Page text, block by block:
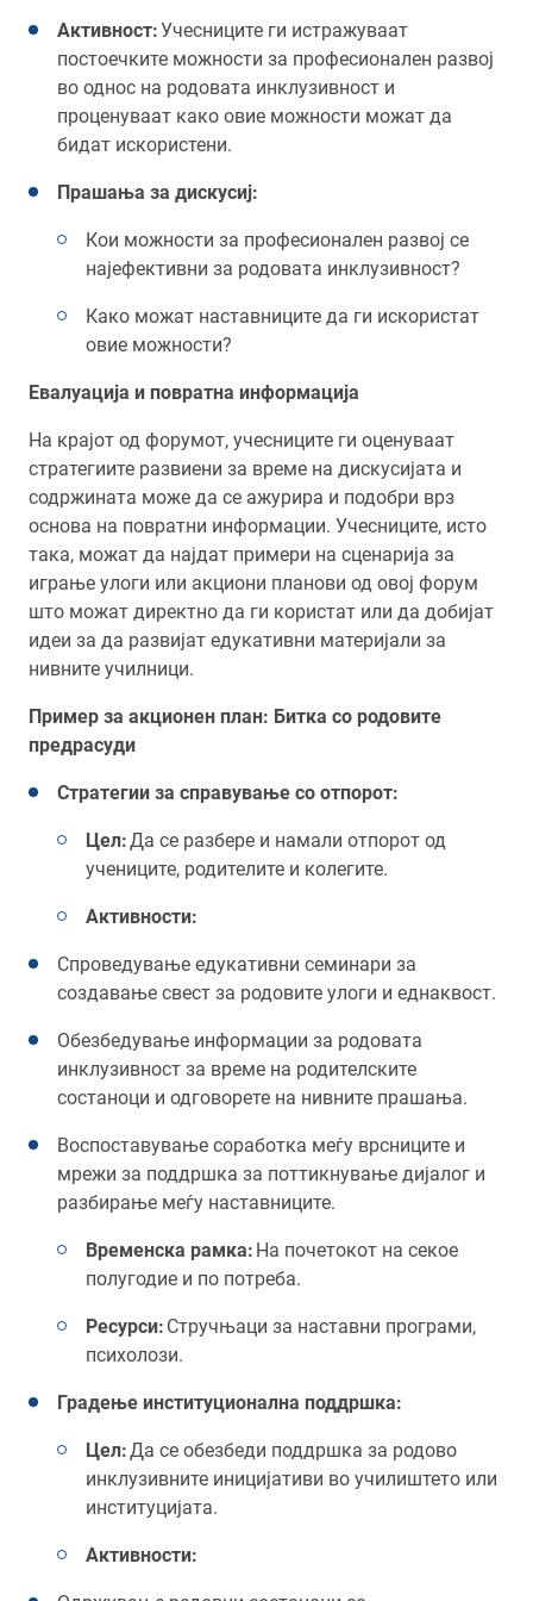
Активност:Учесниците ги истражуваат
постоечките можности за професионален развој
во однос на родовата инклузивност и
проценуваат како овие можности можат да
бидат искористени.
Прашања за дискусиј:
Кои можности за професионален развој се
најефективни за родовата инклузивност?
Како можат наставниците да ги искористат
овие можности?
Евалуација и повратна информација
На крајот од форумот, учесниците ги оценуваат
стратегиите развиени за време на дискусијата и
содржината може да се ажурира и подобри врз
основа на повратни информации. Учесниците, исто
така, можат да најдат примери на сценарија за
играње улоги или акциони планови од овој форум
што можат директно да ги користат или да добијат
идеи за да развијат едукативни материјали за
нивните училници.
Пример за акционен план: Битка со родовите
предрасуди
Стратегии за справување со отпорот:
Цел:Да се разбере и намали отпорот од
учениците, родителите и колегите.
Активности:
Спроведување едукативни семинари за
создавање свест за родовите улоги и еднаквост.
Обезбедување информации за родовата
инклузивност за време на родителските
состаноци и одговорете на нивните прашања.
Воспоставување соработка меѓу врсниците и
мрежи за поддршка за поттикнување дијалог и
разбирање меѓу наставниците.
Временска рамка: На почетокот на секое
полугодие и по потреба.
Ресурси: Стручњаци за наставни програми,
психолози.
Градење институционална поддршка:
Цел:Да се обезбеди поддршка за родово
инклузивните иницијативи во училиштето или
институцијата.
Активности: